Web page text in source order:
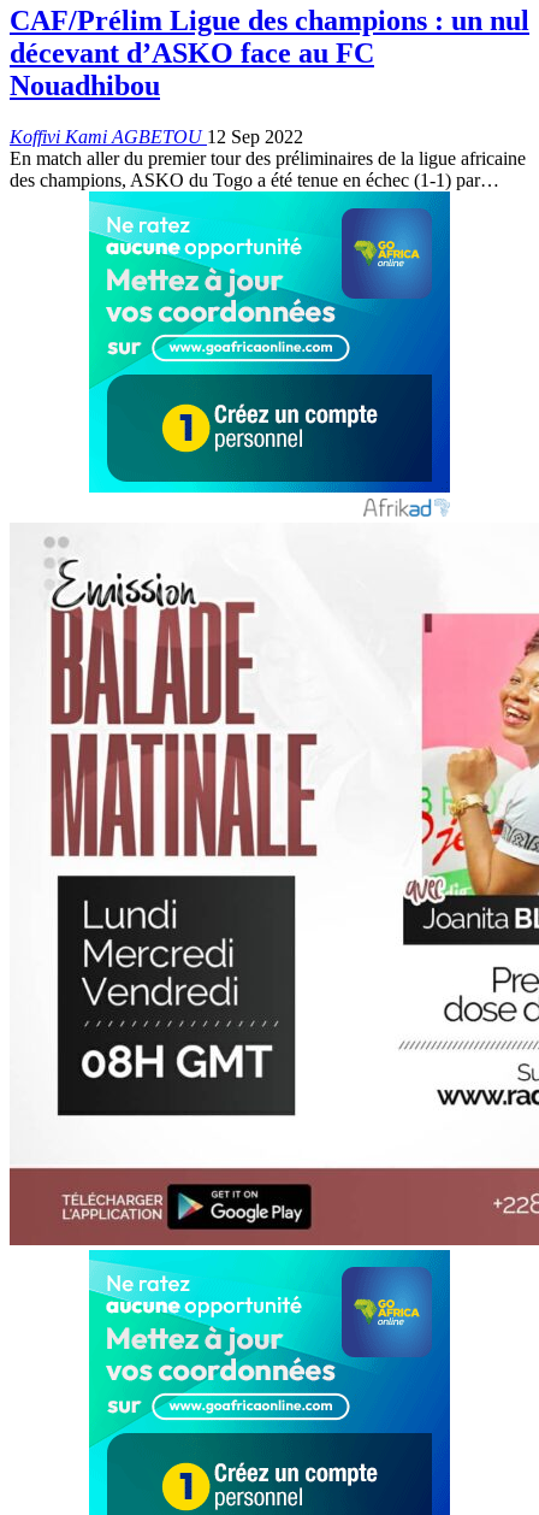
CAF/Prélim Ligue des champions : un nul
décevant d’ASKO face au FC
Nouadhibou
Koffivi Kami AGBETOU 12 Sep 2022
En match aller du premier tour des préliminaires de la ligue africaine
des champions, ASKO du Togo a été tenue en échec (1-1) par…